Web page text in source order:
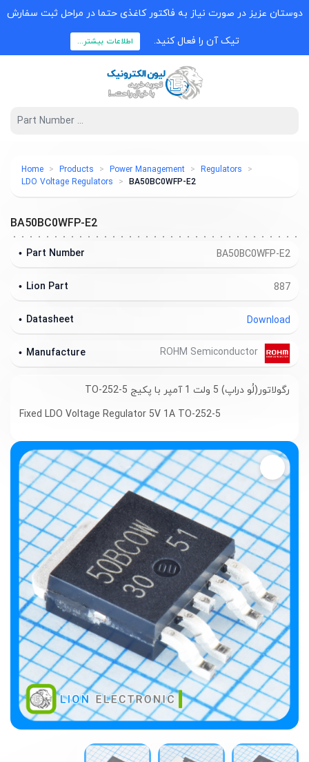
دوستان عزیز در صورت نیاز به فاکتور کاغذی حتما در مراحل ثبت سفارش
تیک آن را فعال کنید. اطلاعات بیشتر...
Home Products Power Management
Regulators
LDO Voltage Regulators
BA50BC0WFP-E2
BA50BC0WFP-E2
BA50BC0WFP-E2
Part Number
887
Lion Part
Download
Datasheet
ROHM Semiconductor
Manufacture
رگولاتور(لُو دراپ) 5 ولت 1 آمپر با پکیج TO-252-5
Fixed LDO Voltage Regulator 5V 1A TO-252-5